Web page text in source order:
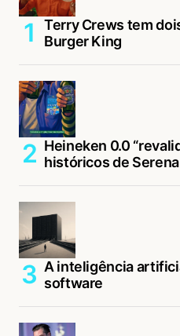
Terry Crews tem
Burger King
Heineken 0.0
históricos de
A inteligência
software